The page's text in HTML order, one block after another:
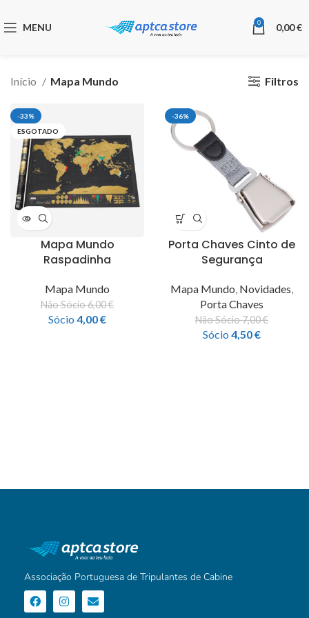
MENU 0 0,00€
Início Mapa Mundo Filtros
-33%
ESGOTADO
Mapa Mundo
Raspadinha
Mapa Mundo
Não Sócio6,00€
Sócio 4,00€
-36%
Porta Chaves Cinto de
Segurança
Mapa Mundo, Novidades,
Porta Chaves
Não Sócio7,00€
Sócio 4,50€
Associação Portuguesa de Tripulantes de Cabine